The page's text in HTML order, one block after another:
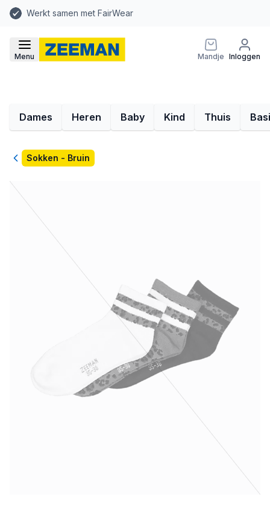
Werkt samen met FairWear
Menu Mandje Inloggen
Dames Heren Baby Kind Thuis
TerugSokken - Bruin